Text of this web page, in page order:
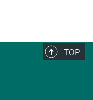
TOP